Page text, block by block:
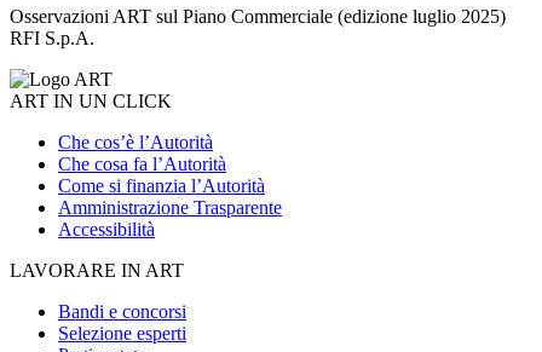
Osservazioni ART sul Piano Commerciale (edizione luglio 2025)
RFI S.p.A.
ART IN UN CLICK
Che cos’è l’Autorità
Che cosa fa l’Autorità
Come si finanzia l’Autorità
Amministrazione Trasparente
Accessibilità
LAVORARE IN ART
Bandi e concorsi
Selezione esperti